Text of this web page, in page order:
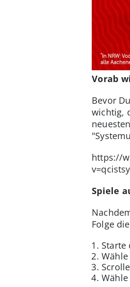
Vorab
Bevor
wichtig,
https://
Spiele
Folge